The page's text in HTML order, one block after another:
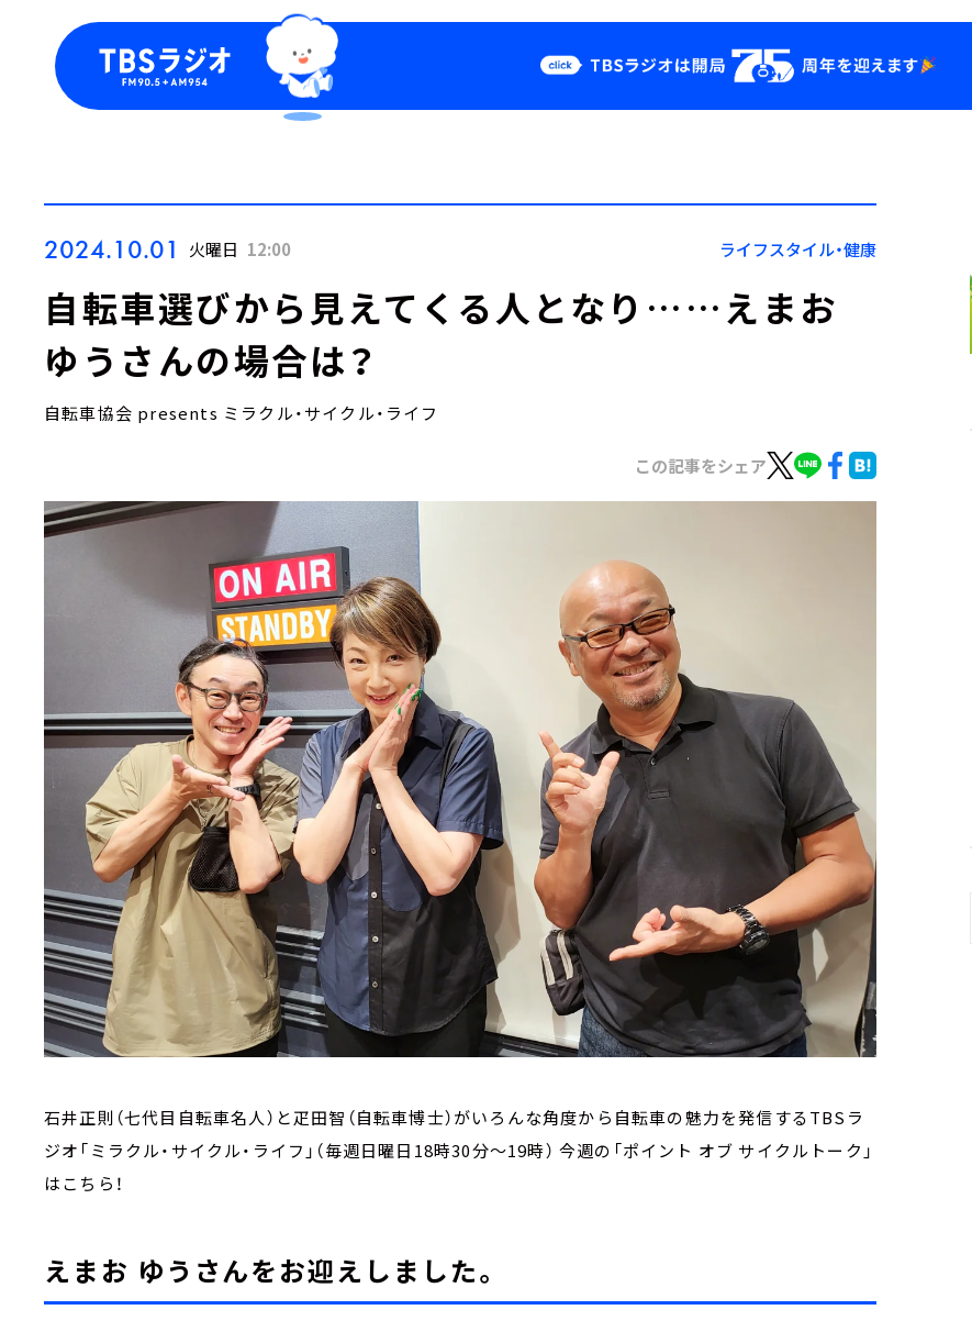
Podcast
YouTube
会社情報
2024.10.01 火曜日 12:00 ライフスタイル・健康
自転車選びから見えてくる人となり……えまお
ゆうさんの場合は？
自転車協会 presents ミラクル・サイクル・ライフ
この記事をシェア
石井正則（七代目自転車名人）と疋田智（自転車博士）がいろんな角度から自転車の魅力を発信するTBSラ
ジオ「ミラクル・サイクル・ライフ」（毎週日曜日18時30分～19時） 今週の「ポイント オブ サイクルトーク」
はこちら！
えまお ゆうさんをお迎えしました。